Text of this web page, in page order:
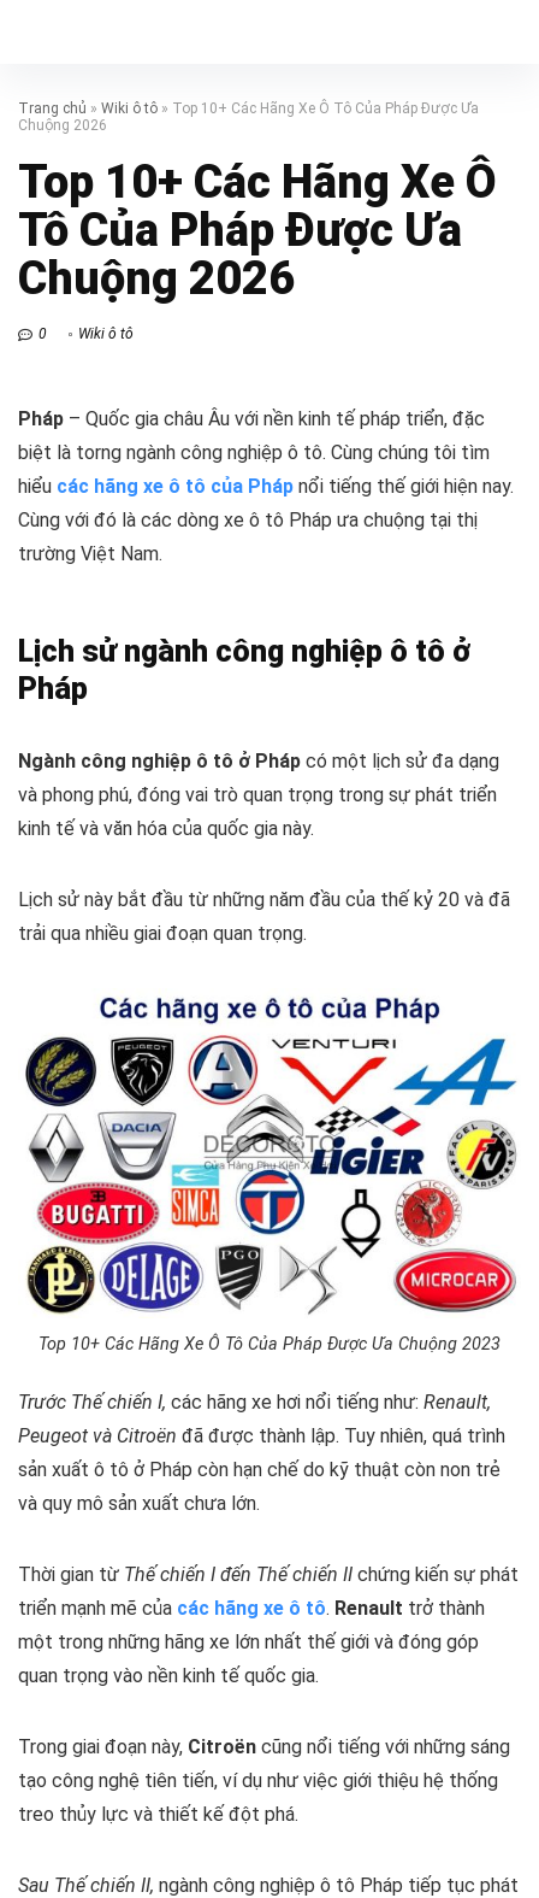
Trang chủ » Wiki ô tô » Top 10+ Các Hãng Xe Ô Tô Của Pháp Được Ưa
Chuộng 2026
Top 10+ Các Hãng Xe Ô
Tô Của Pháp Được Ưa
Chuộng 2026
0 Wiki ô tô
Pháp – Quốc gia châu Âu với nền kinh tế pháp triển, đặc
biệt là torng ngành công nghiệp ô tô. Cùng chúng tôi tìm
hiểu các hãng xe ô tô của Pháp nổi tiếng thế giới hiện nay.
Cùng với đó là các dòng xe ô tô Pháp ưa chuộng tại thị
trường Việt Nam.
Lịch sử ngành công nghiệp ô tô ở
Pháp
Ngành công nghiệp ô tô ở Pháp có một lịch sử đa dạng
và phong phú, đóng vai trò quan trọng trong sự phát triển
kinh tế và văn hóa của quốc gia này.
Lịch sử này bắt đầu từ những năm đầu của thế kỷ 20 và đã
trải qua nhiều giai đoạn quan trọng.
Top 10+ Các Hãng Xe Ô Tô Của Pháp Được Ưa Chuộng 2023
Trước Thế chiến I, các hãng xe hơi nổi tiếng như: Renault,
Peugeot và Citroën đã được thành lập. Tuy nhiên, quá trình
sản xuất ô tô ở Pháp còn hạn chế do kỹ thuật còn non trẻ
và quy mô sản xuất chưa lớn.
Thời gian từ Thế chiến I đến Thế chiến II chứng kiến sự phát
triển mạnh mẽ của các hãng xe ô tô. Renault trở thành
một trong những hãng xe lớn nhất thế giới và đóng góp
quan trọng vào nền kinh tế quốc gia.
Trong giai đoạn này, Citroën cũng nổi tiếng với những sáng
tạo công nghệ tiên tiến, ví dụ như việc giới thiệu hệ thống
treo thủy lực và thiết kế đột phá.
Sau Thế chiến II, ngành công nghiệp ô tô Pháp tiếp tục phát